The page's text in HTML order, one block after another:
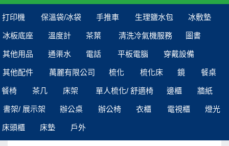
打印機 保溫袋/冰袋 手推車 生理鹽水包 冰敷墊
冰板底座 溫度計 茶葉 清洗冷氣機服務 圖書
其他用品 通渠水 電話 平板電腦 穿戴設備
其他配件 萬麗有限公司 梳化 梳化床 鏡 餐桌
餐椅 茶几 床架 單人梳化/ 舒適椅 邊櫃 牆紙
書架/ 展示架 辦公桌 辦公椅 衣櫃 電視櫃 燈光
床頭櫃 床墊 戶外